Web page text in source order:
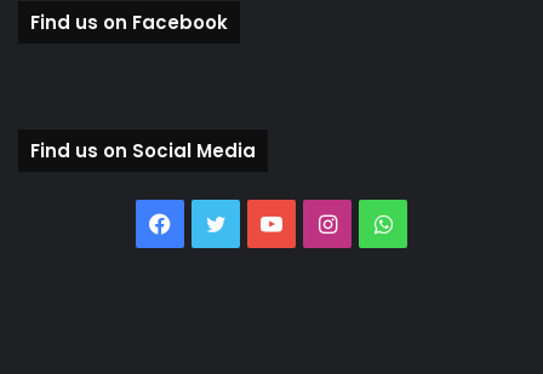
Find us on Facebook
Find us on Social Media
Facebook
TwitterYouTubeInstagramWhatsApp